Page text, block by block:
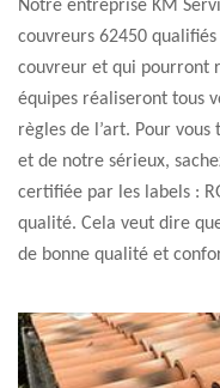
Notre entreprise KM
couvreurs 62450
couvreur et qui pourront
équipes réaliseront tous
règles de l’art. Pour
et de notre sérieux,
certifiée par les labels :
qualité. Cela veut dire
de bonne qualité et